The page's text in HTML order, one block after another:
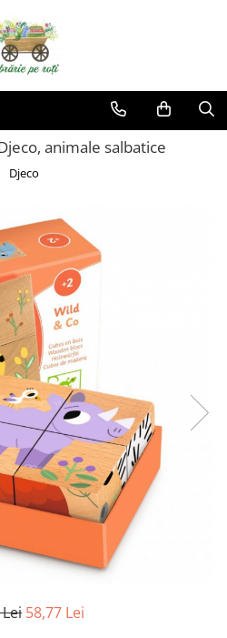
animale salbatice
Djeco
58,77 Lei